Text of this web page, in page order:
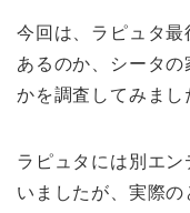
今回は、ラピュタ
あるのか、シータ
かを調査してみまし
ラピュタには別エ
いましたが、実際の